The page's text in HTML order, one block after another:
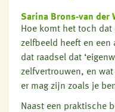
Sarina Brons-van der
Hoe komt het toch
zelfbeeld heeft en een
dat raadsel dat
zelfvertrouwen, en
er mag zijn zoals je
Naast een praktische